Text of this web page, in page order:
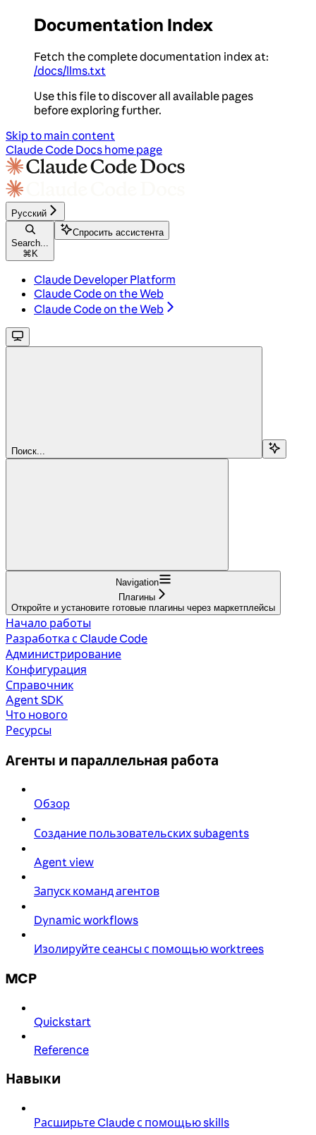
Documentation Index
Fetch the complete documentation index at:
/docs/llms.txt
Use this file to discover all available pages
before exploring further.
Skip to main content
Claude Code Docs home page
Русский
Search...
⌘ K
Спросить ассистента
Claude Developer Platform
Claude Code on the Web
Claude Code on the Web
Поиск...
Navigation
Плагины
Откройте и установите готовые плагины через маркетплейсы
Начало работы
Разработка с Claude Code
Администрирование
Конфигурация
Справочник
Agent SDK
Что нового
Ресурсы
Агенты и параллельная работа
Обзор
Создание пользовательских subagents
Agent view
Запуск команд агентов
Dynamic workflows
Изолируйте сеансы с помощью worktrees
MCP
Quickstart
Reference
Навыки
Расширьте Claude с помощью skills